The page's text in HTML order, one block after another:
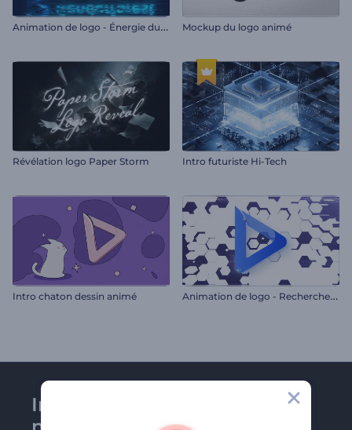
A
nimation de logo - Énergie du plasma Mockup du logo animé
Révélation logo Paper Storm Intro futuriste Hi-Tech
Intro chaton dessin animé A
nimation de logo - Recherche sur le web
Inscrivez-vous à la